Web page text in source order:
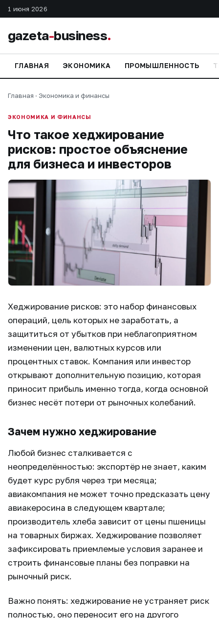
1 июня 2026
gazeta-business.
ГЛАВНАЯ ЭКОНОМИКА ПРОМЫШЛЕННОСТЬ
Главная · Экономика и финансы
ЭКОНОМИКА И ФИНАНСЫ
Что такое хеджирование
рисков: простое объяснение
для бизнеса и инвесторов
Хеджирование рисков: это набор финансовых
операций, цель которых не заработать, а
защититься от убытков при неблагоприятном
изменении цен, валютных курсов или
процентных ставок. Компания или инвестор
открывают дополнительную позицию, которая
приносит прибыль именно тогда, когда основной
бизнес несёт потери от рыночных колебаний.
Зачем нужно хеджирование
Любой бизнес сталкивается с
неопределённостью: экспортёр не знает, каким
будет курс рубля через три месяца;
авиакомпания не может точно предсказать цену
авиакеросина в следующем квартале;
производитель хлеба зависит от цены пшеницы
на товарных биржах. Хеджирование позволяет
зафиксировать приемлемые условия заранее и
строить финансовые планы без поправки на
рыночный риск.
Важно понять: хеджирование не устраняет риск
полностью, оно переносит его на другого